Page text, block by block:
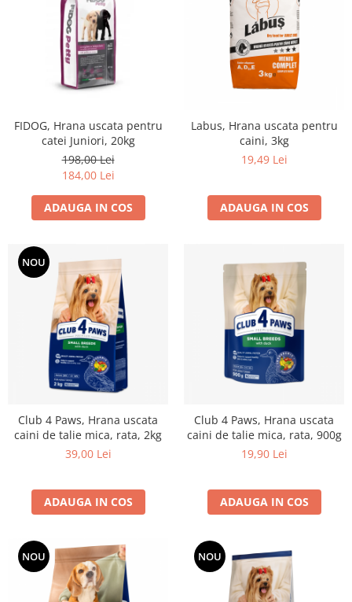
FIDOG, Hrana uscata pentru
catei Juniori, 20kg
198,00 Lei
184,00 Lei
ADAUGA IN COS
Labus, Hrana uscata pentru
caini, 3kg
19,49 Lei
ADAUGA IN COS
NOU
Club 4 Paws, Hrana uscata
caini de talie mica, rata, 2kg
39,00 Lei
ADAUGA IN COS
Club 4 Paws, Hrana uscata
caini de talie mica, rata, 900g
19,90 Lei
ADAUGA IN COS
NOU NOU